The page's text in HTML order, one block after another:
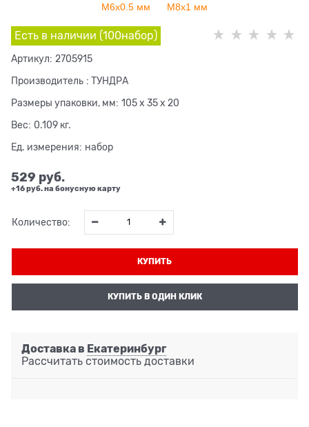
М6х0.5 мм М8х1 мм
Есть в наличии (100набор)
Артикул: 2705915
Производитель : ТУНДРА
Размеры упаковки, мм: 105 x 35 x 20
Вес: 0.109 кг.
Ед. измерения: набор
529 руб.
+16 руб. на бонусную карту
Количество:
КУПИТЬ
КУПИТЬ В ОДИН КЛИК
Доставка в Екатеринбург
Рассчитать стоимость доставки